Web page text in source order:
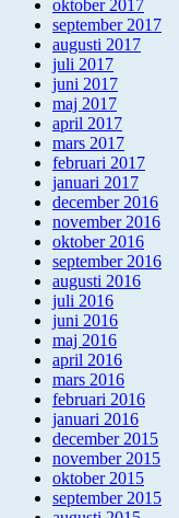
oktober 2017
september 2017
augusti 2017
juli 2017
juni 2017
maj 2017
april 2017
mars 2017
februari 2017
januari 2017
december 2016
november 2016
oktober 2016
september 2016
augusti 2016
juli 2016
juni 2016
maj 2016
april 2016
mars 2016
februari 2016
januari 2016
december 2015
november 2015
oktober 2015
september 2015